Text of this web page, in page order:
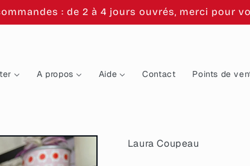
: de 2 à 4 jours ouvrés, merci pour
A propos Aide Contact Points de
Laura Coupeau